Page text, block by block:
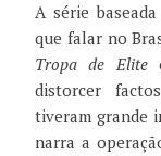
A série
que falar no
Tropa de Elite
distorcer
tiveram grande
narra a